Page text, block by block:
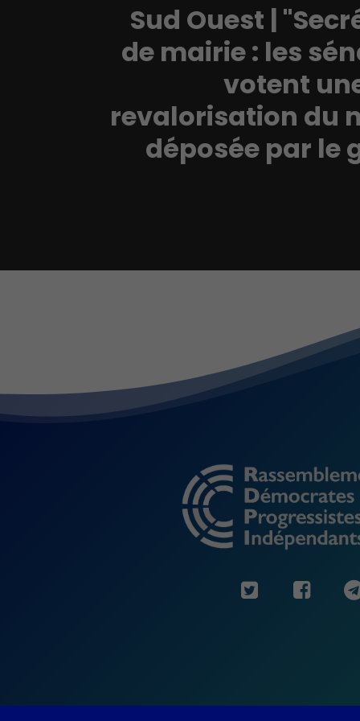
Sud Ouest |
de mairie : les
votent
revalorisation du
déposée par le